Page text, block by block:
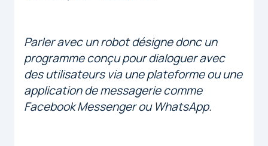
Parler avec un robot désigne donc un
programme conçu pour dialoguer avec
des utilisateurs via une plateforme ou une
application de messagerie comme
Facebook Messenger ou WhatsApp.